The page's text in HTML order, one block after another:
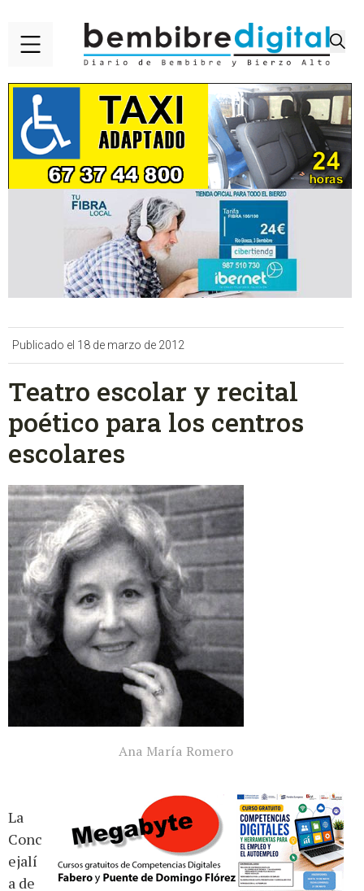
Publicado el 18 de marzo de 2012
Teatro escolar y recital
poético para los centros
escolares
Ana María Romero
La
Conc
ejalí
a de